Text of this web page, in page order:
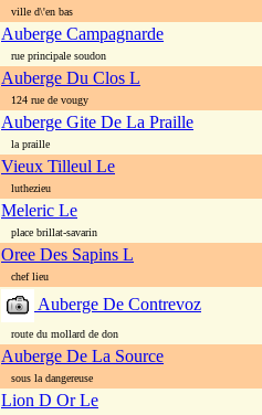
ville d\'en bas
Auberge Campagnarde
rue principale soudon
Auberge Du Clos L
124 rue de vougy
Auberge Gite De La Praille
la praille
Vieux Tilleul Le
luthezieu
Meleric Le
place brillat-savarin
Oree Des Sapins L
chef lieu
Auberge De Contrevoz
route du mollard de don
Auberge De La Source
sous la dangereuse
Lion D Or Le